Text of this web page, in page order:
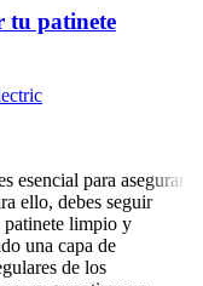
tu patinete
esencial para asegurar
ello, debes seguir
patinete limpio y
una capa de
de los